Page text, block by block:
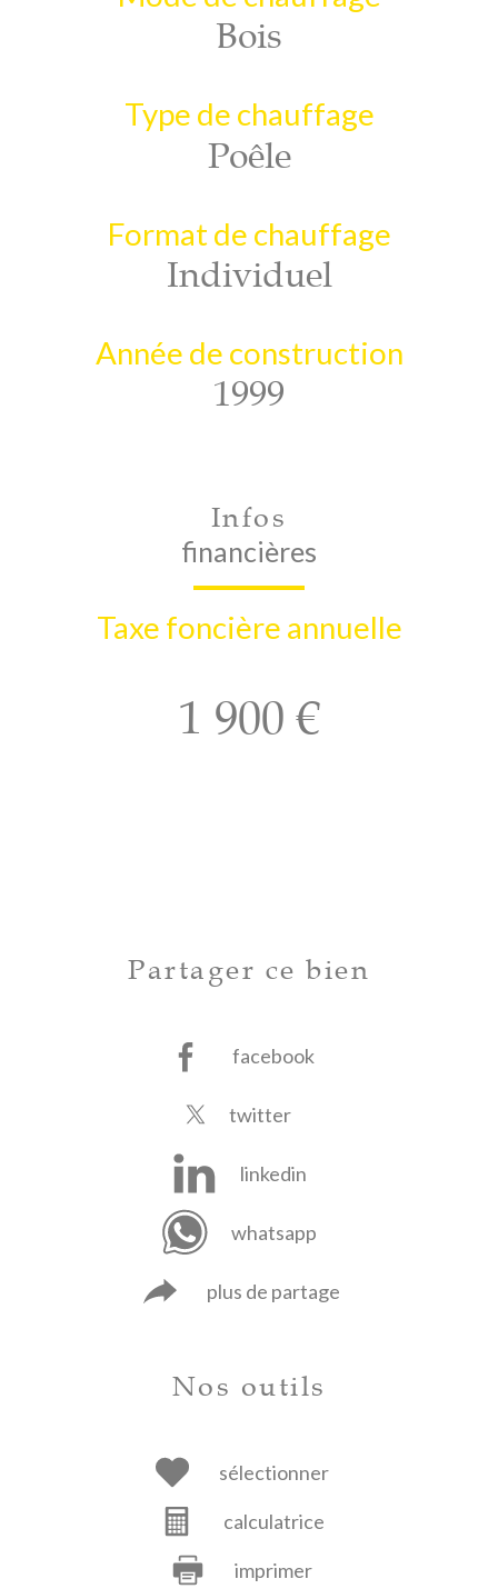
Bois
Type de chauffage
Poêle
Format de chauffage
Individuel
Année de construction
1999
Infos
financières
Taxe foncière annuelle
1 900 €
Partager ce bien
facebook
twitter
linkedin
whatsapp
plus de partage
Nos outils
sélectionner
calculatrice
imprimer